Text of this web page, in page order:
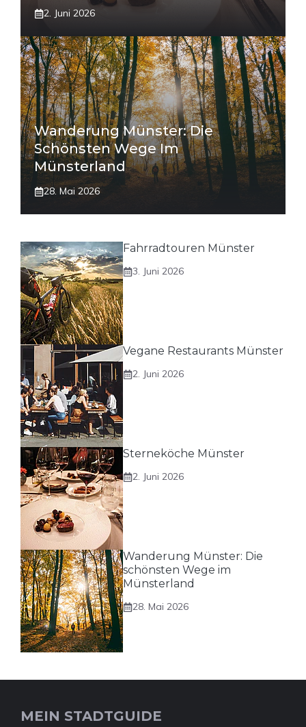
2. Juni 2026
Wanderung Münster: Die
Schönsten Wege Im
Münsterland
28. Mai 2026
Fahrradtouren Münster
3. Juni 2026
Vegane Restaurants Münster
2. Juni 2026
Sterneköche Münster
2. Juni 2026
Wanderung Münster: Die
schönsten Wege im
Münsterland
28. Mai 2026
MEIN STADTGUIDE